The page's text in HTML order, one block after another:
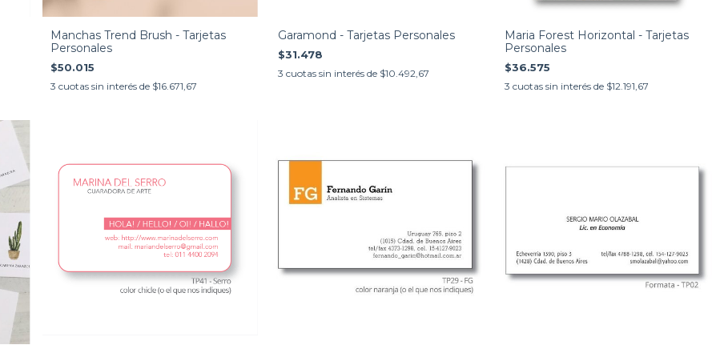
Manchas Trend Brush - Tarjetas
Personales
$50.015
3 cuotas sin interés de $16.671,67
Garamond - Tarjetas Personales
$31.478
3 cuotas sin interés de $10.492,67
Maria Forest Horizontal - Tarjetas
Personales
$36.575
3 cuotas sin interés de $12.191,67